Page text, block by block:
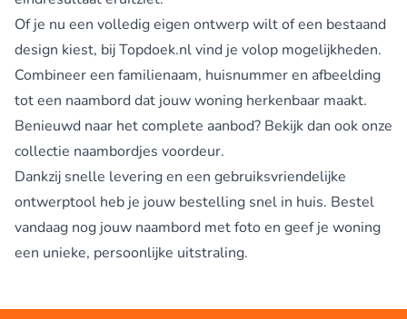
Of je nu een volledig eigen ontwerp wilt of een bestaand
design kiest, bij Topdoek.nl vind je volop mogelijkheden.
Combineer een familienaam, huisnummer en afbeelding
tot een naambord dat jouw woning herkenbaar maakt.
Benieuwd naar het complete aanbod? Bekijk dan ook onze
collectie naambordjes voordeur.
Dankzij snelle levering en een gebruiksvriendelijke
ontwerptool heb je jouw bestelling snel in huis. Bestel
vandaag nog jouw naambord met foto en geef je woning
een unieke, persoonlijke uitstraling.